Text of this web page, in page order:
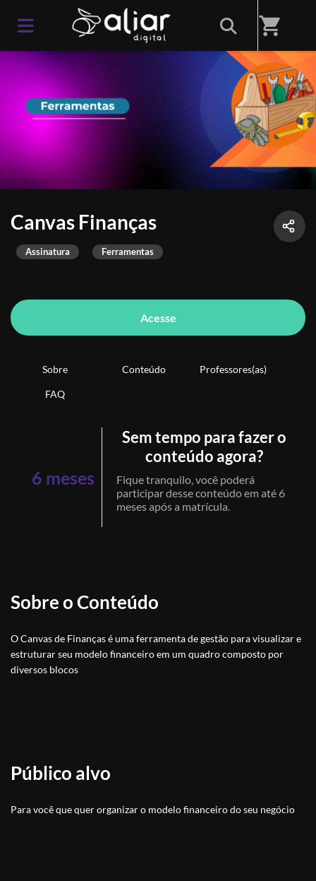
shopping_cart
Canvas Finanças
Assinatura Ferramentas
Acesse
Sobre Conteúdo Professores(as)
FAQ
6 meses
Sem tempo para fazer o
conteúdo agora?
Fique tranquilo, você poderá
participar desse conteúdo em até 6
meses após a matrícula.
Sobre o Conteúdo
O Canvas de Finanças é uma ferramenta de gestão para visualizar e
estruturar seu modelo financeiro em um quadro composto por
diversos blocos
Público alvo
Para você que quer organizar o modelo financeiro do seu negócio